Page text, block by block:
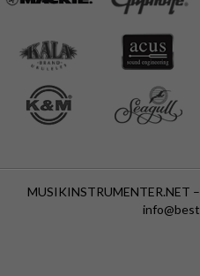
MUSIKINSTRUMENTER.NET